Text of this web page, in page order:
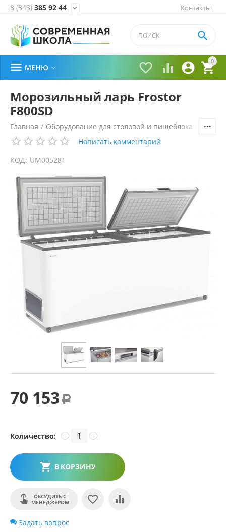
Контакты
8 (343) 385 92 44 
0


 

 МЕНЮ 
Морозильный ларь Frostor
F800SD
Главная / Оборудование для столовой и пищеблока
Написать комментарий
КОД: UM005281
70 153 Р
Количество: +
−
В КОРЗИНУ
ОБСУДИТЬ С
МЕНЕДЖЕРОМ
Задать вопрос